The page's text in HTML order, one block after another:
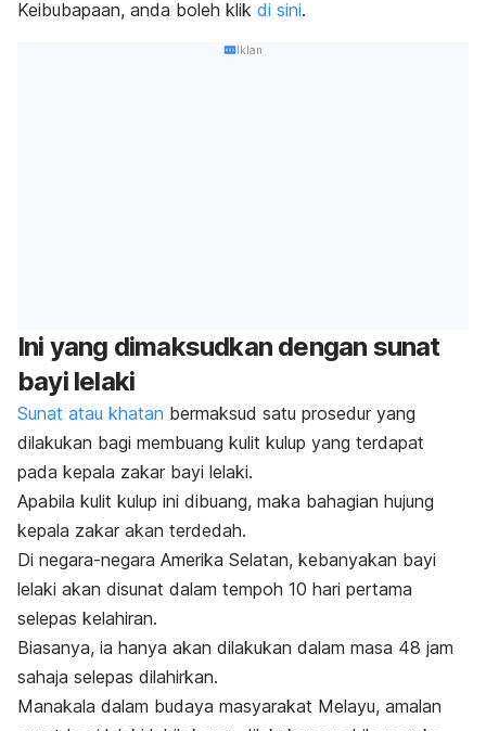
Keibubapaan, anda boleh klik di sini.
Iklan
Ini yang dimaksudkan dengan sunat
bayi lelaki
Sunat atau khatan bermaksud satu prosedur yang
dilakukan bagi membuang kulit kulup yang terdapat
pada kepala zakar bayi lelaki.
Apabila kulit kulup ini dibuang, maka bahagian hujung
kepala zakar akan terdedah.
Di negara-negara Amerika Selatan, kebanyakan bayi
lelaki akan disunat dalam tempoh 10 hari pertama
selepas kelahiran.
Biasanya, ia hanya akan dilakukan dalam masa 48 jam
sahaja selepas dilahirkan.
Manakala dalam budaya masyarakat Melayu, amalan